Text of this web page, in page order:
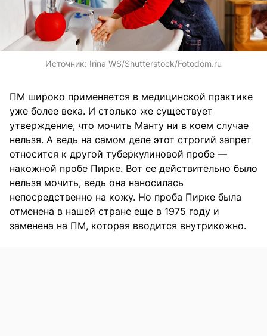
Источник: Irina WS/Shutterstock/Fotodom.ru
ПМ широко применяется в медицинской практике
уже более века. И столько же существует
утверждение, что мочить Манту ни в коем случае
нельзя. А ведь на самом деле этот строгий запрет
относится к другой туберкулиновой пробе —
накожной пробе Пирке. Вот ее действительно было
нельзя мочить, ведь она наносилась
непосредственно на кожу. Но проба Пирке была
отменена в нашей стране еще в 1975 году и
заменена на ПМ, которая вводится внутрикожно.